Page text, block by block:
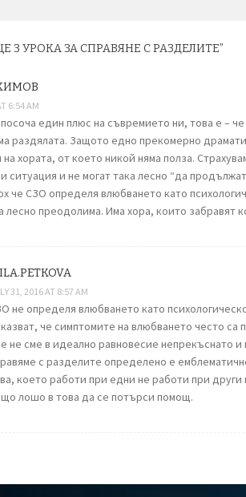
3 УРОКА ЗА СПРАВЯНЕ С РАЗДЕЛИТЕ”
6:54 AM
един плюс на съвремието ни, това е – че
раздялата. Защото едно прекомерно
хората, от което никой няма полза.
ситуация и не могат така лесно “да
че СЗО определя влюбването като
лесно преодолима. Има хора, които забравят
31, 2016 AT 8:57 AM
не определя влюбването като
че симптомите на влюбването често
не сме в идеално равновесие непрекъснато
с разделите определено е
което работи при едни не работи при
лошо в това да се потърси помощ.